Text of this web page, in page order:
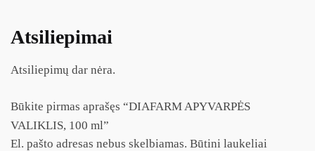
Atsiliepimai
Atsiliepimų dar nėra.
Būkite pirmas aprašęs “DIAFARM APYVARPĖS
VALIKLIS, 100 ml”
El. pašto adresas nebus skelbiamas. Būtini laukeliai